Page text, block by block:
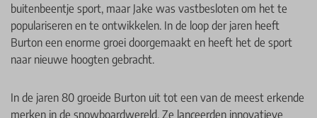
buitenbeentje sport, maar Jake was vastbesloten om het te
populariseren en te ontwikkelen. In de loop der jaren heeft
Burton een enorme groei doorgemaakt en heeft het de sport
naar nieuwe hoogten gebracht.
In de jaren 80 groeide Burton uit tot een van de meest erkende
merken in de snowboardwereld. Ze lanceerden innovatieve